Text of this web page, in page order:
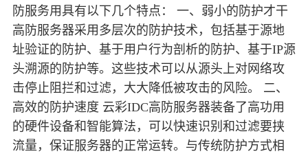
防服务用具有以下几个特点： 一、弱小的防护才干
高防服务器采用多层次的防护技术，包括基于源地
址验证的防护、基于用户行为剖析的防护、基于IP源
头溯源的防护等。这些技术可以从源头上对网络攻
击停止阻拦和过滤，大大降低被攻击的风险。 二、
高效的防护速度 云彩IDC高防服务器装备了高功用
的硬件设备和智能算法，可以快速识别和过滤要挟
流量，保证服务器的正常运转。与传统防护方式相